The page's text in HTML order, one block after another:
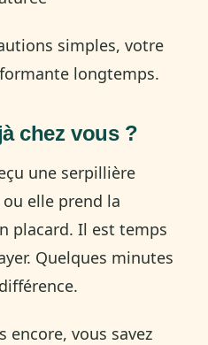
simples, votre
longtemps.
chez vous ?
une serpillière
elle prend la
placard. Il est temps
Quelques minutes
encore, vous savez